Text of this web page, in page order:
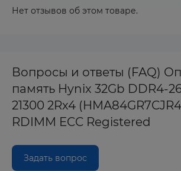
Нет отзывов об этом товаре.
Вопросы и ответы (FAQ)
память Hynix 32Gb DDR4-
21300 2Rx4
RDIMM ECC Registered
Задать вопрос